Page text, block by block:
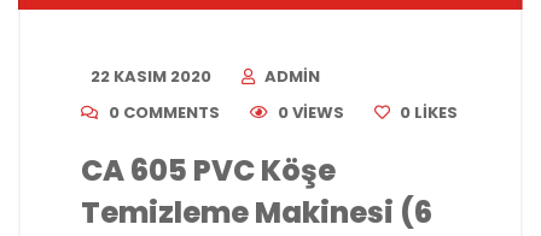
22 KASIM 2020
ADMIN
0 COMMENTS
0 VIEWS 0 LIKES
CA 605 PVC Köşe
Temizleme Makinesi (6